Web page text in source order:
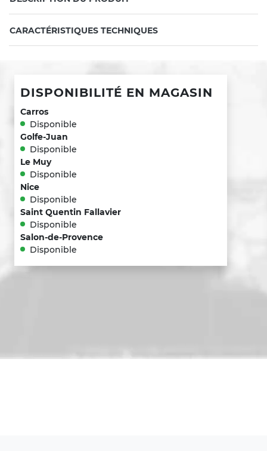
CARACTÉRISTIQUES TECHNIQUES
DISPONIBILITÉ EN MAGASIN
Carros
Disponible
Golfe-Juan
Disponible
Le Muy
Disponible
Nice
Disponible
Saint Quentin Fallavier
Disponible
Salon-de-Provence
Disponible